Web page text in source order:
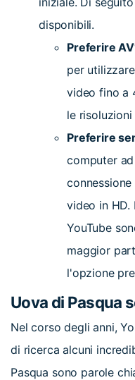
disponibili.
Preferire
per
video fino a
le
Preferire
computer
video in HD.
YouTube
maggior
l'opzione
Uova di Pasqua
Nel corso degli anni,
di ricerca alcuni
Pasqua sono parole